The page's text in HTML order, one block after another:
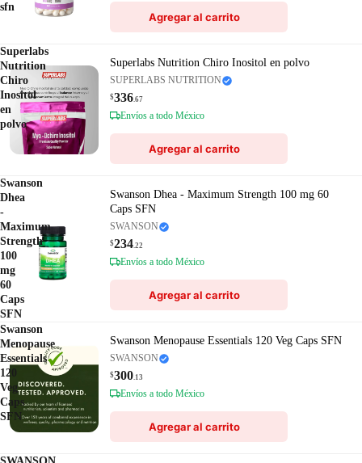
sfn
Agregar al carrito
Superlabs
Nutrition
Chiro
Inositol
en
polvo
Superlabs Nutrition Chiro Inositol en polvo
SUPERLABS NUTRITION
$336.67
Envíos a todo México
Agregar al carrito
Swanson
Dhea
-
Maximum
Strength
100
mg
60
Caps
SFN
Swanson Dhea - Maximum Strength 100 mg 60
Caps SFN
SWANSON
$234.22
Envíos a todo México
Agregar al carrito
Swanson
Menopause
Essentials
120
Veg
Caps
SFN
Swanson Menopause Essentials 120 Veg Caps SFN
SWANSON
$300.13
Envíos a todo México
Agregar al carrito